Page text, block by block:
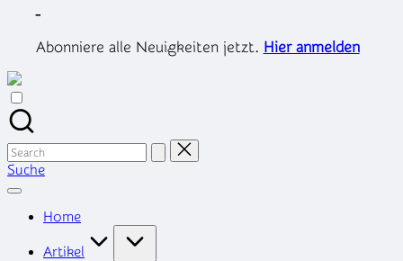
content
-
Abonniere alle Neuigkeiten jetzt. Hier anmelden
Search
for:
Suche
Home
Artikel